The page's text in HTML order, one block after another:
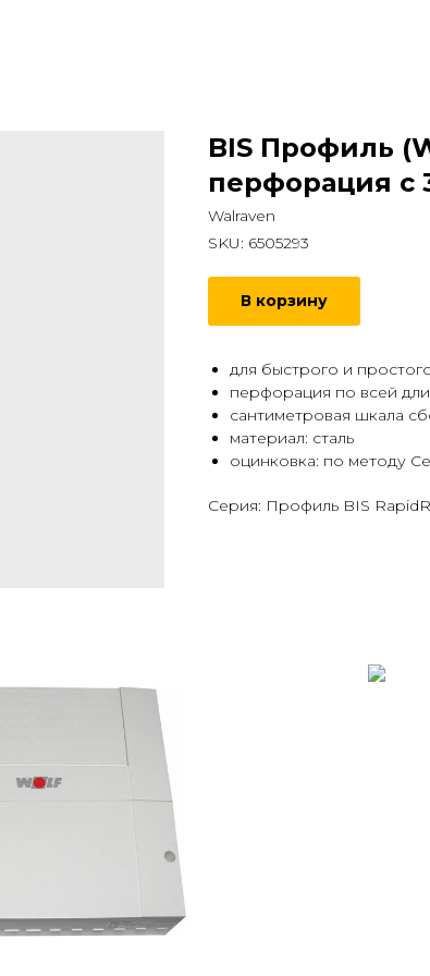
BIS Профиль
перфорация с
Walraven
SKU: 6505293
В корзину
для быстрого и
перфорация по всей
сантиметровая шкала
материал: сталь
оцинковка: по методу
Серия: Профиль BIS